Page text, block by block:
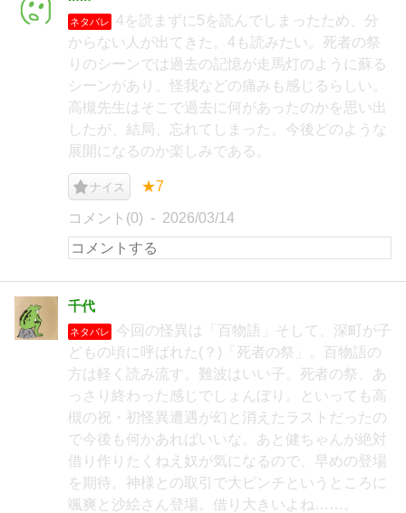
ネタバレ
4を読まずに5を読んでしまったため、分
からない人が出てきた。4も読みたい。死者の祭
りのシーンでは過去の記憶が走馬灯のように蘇る
シーンがあり、怪我などの痛みも感じるらしい。
高槻先生はそこで過去に何があったのかを思い出
したが、結局、忘れてしまった。今後どのような
展開になるのか楽しみである。
ナイス ★7
コメント(0) 2026/03/14
千代
ネタバレ
今回の怪異は「百物語」そして、深町が子
どもの頃に呼ばれた(？)「死者の祭」。百物語の
方は軽く読み流す。難波はいい子。死者の祭、あ
っさり終わった感じでしょんぼり。といっても高
槻の祝・初怪異遭遇が幻と消えたラストだったの
で今後も何かあればいいな。あと健ちゃんが絶対
借り作りたくねえ奴が気になるので、早めの登場
を期待。神様との取引で大ピンチというところに
颯爽と沙絵さん登場。借り大きいよね……。